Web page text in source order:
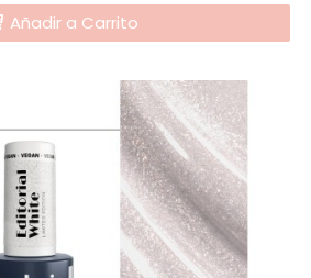
Añadir a Carrito